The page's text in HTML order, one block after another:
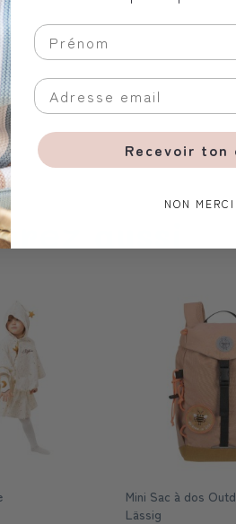
aussi
Mini Sac à dos
Lässig
Recevoir ton
NON MERCI